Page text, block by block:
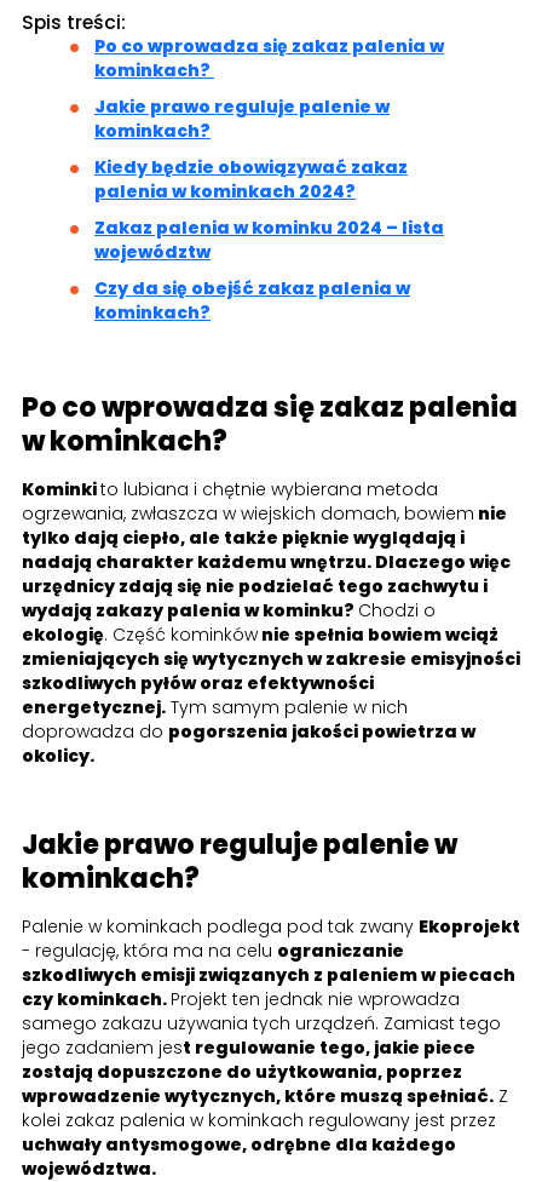
Spis treści:
Po co wprowadza się zakaz palenia w
kominkach?
Jakie prawo reguluje palenie w
kominkach?
Kiedy będzie obowiązywać zakaz
palenia w kominkach 2024?
Zakaz palenia w kominku 2024 – lista
województw
Czy da się obejść zakaz palenia w
kominkach?
Po co wprowadza się zakaz palenia
w kominkach?
Kominkito lubiana i chętnie wybierana metoda
ogrzewania, zwłaszcza w wiejskich domach, bowiem nie
tylko dają ciepło, ale także pięknie wyglądają i
nadają charakter każdemu wnętrzu. Dlaczego więc
urzędnicy zdają się nie podzielać tego zachwytu i
wydają zakazy palenia w kominku? Chodzi o
ekologię. Część kominków nie spełnia bowiem wciąż
zmieniających się wytycznych w zakresie emisyjności
szkodliwych pyłów oraz efektywności
energetycznej. Tym samym palenie w nich
doprowadza do pogorszenia jakości powietrza w
okolicy.
Jakie prawo reguluje palenie w
kominkach?
Palenie w kominkach podlega pod tak zwany Ekoprojekt
- regulację, która ma na celu ograniczanie
szkodliwych emisji związanych z paleniem w piecach
czy kominkach. Projekt ten jednak nie wprowadza
samego zakazu używania tych urządzeń. Zamiast tego
jego zadaniem jest regulowanie tego, jakie piece
zostają dopuszczone do użytkowania, poprzez
wprowadzenie wytycznych, które muszą spełniać. Z
kolei zakaz palenia w kominkach regulowany jest przez
uchwały antysmogowe, odrębne dla każdego
województwa.